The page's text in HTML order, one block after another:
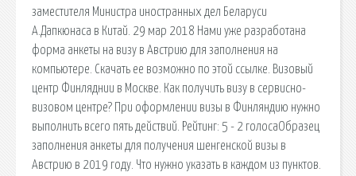
заместителя Министра иностранных дел Беларуси
А.Дапкюнаса в Китай. 29 мар 2018 Нами уже разработана
форма анкеты на визу в Австрию для заполнения на
компьютере. Скачать ее возможно по этой ссылке. Визовый
центр Финляднии в Москве. Как получить визу в сервисно-
визовом центре? При оформлении визы в Финляндию нужно
выполнить всего пять действий. Рейтинг: 5 - 2 голосаОбразец
заполнения анкеты для получения шенгенской визы в
Австрию в 2019 году. Что нужно указать в каждом из пунктов.